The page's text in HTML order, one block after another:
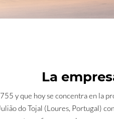
La
y que hoy se concentra en la
do Tojal (Loures, Portugal)